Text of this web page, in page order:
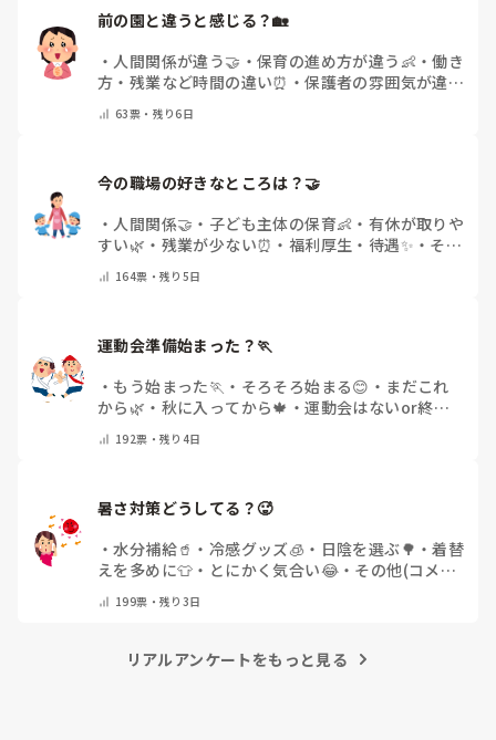
腰痛、膝痛お持ちの方は、どの程度の痛みで働かれているの
でしょうか。
痛みには強い方と思っていました。
今回は、今少し治まっている痛みがぶり返したどうしようと
いう思いもあり、ちょっと無理かも…と思い始めています。
まだ急性期ということと、昔、夫が腰を痛めてすぐに整骨院
に行ってより酷くなって帰ってきたことがあり、怖くて行け
しているように見えると言われました。
日頃からそのことの関わりはしっかり持てるように意識はし
ていますが…
今後どのように関わっていけばいいのか悩んでいます。
前の園と違うと感じる？🏡
・ 人間関係が違う🤝 ・ 保育の進め方が違う👶 ・働き
方・残業など時間の違い⏰ ・保護者の雰囲気が違う
で教えてください)
63票・ 残り6日
・ 人間関係🤝 ・ 子ども主体の保育👶 ・ 有休が取りや
すい🌿 ・ 残業が少ない⏰ ・ 福利厚生・待遇✨ ・ その
164票・残り5日
運動会準備始まった？🏃
・ もう始まった🏃 ・ そろそろ始まる😊 ・ まだこれ
から🌿 ・ 秋に入ってから🍁 ・運動会はないor終わ
192票・残り4日
暑さ対策どうしてる？🥵
・水分補給🥤 ・ 冷感グッズ🧊 ・ 日陰を選ぶ🌳 ・着替
えを多めに👕 ・ とにかく気合い😂・ その他(コメン
199票・残り3日
リアルアンケートをもっと見る